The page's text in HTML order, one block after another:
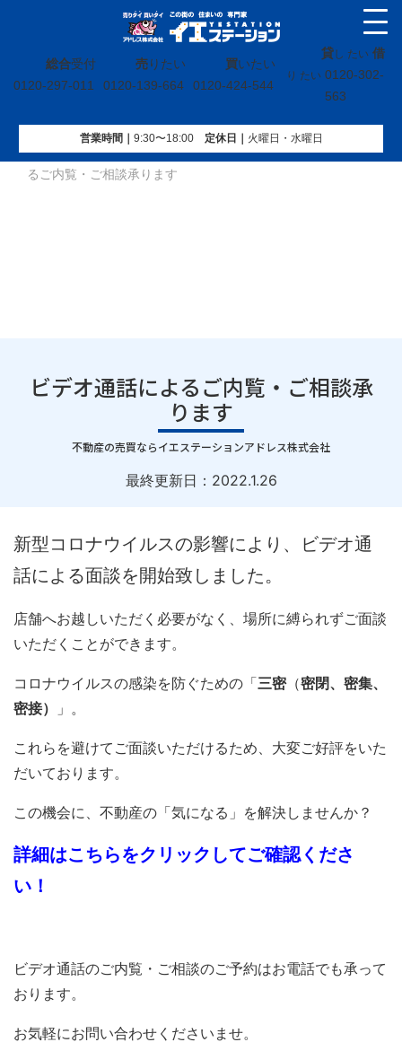
総合受付
0120-297-011
売りたい
0120-139-664
買いたい
0120-424-544
貸し たい 借
り たい 0120-302-
563
営業時間｜ 9:30〜18:00定休⽇｜ 火曜⽇・水曜⽇
イエステーション»投稿トップ»お知らせ»ビデオ通話によ
るご内覧・ご相談承ります
ビデオ通話によるご内覧・ご相談承
ります
｜
不動産の売買ならイエステーションアドレス株式会社
最終更新日： 2022.1.26
新型コロナウイルスの影響により、ビデオ通
話による面談を開始致しました。
店舗へお越しいただく必要がなく、場所に縛られずご面談
いただくことができます。
コロナウイルスの感染を防ぐための「三密（密閉、密集、
密接）
」。
これらを避けてご面談いただけるため、大変ご好評をいた
だいております。
この機会に、不動産の「気になる」を解決しませんか？
詳細はこちらをクリックしてご確認くださ
い！
ビデオ通話のご内覧・ご相談のご予約はお電話でも承って
おります。
お気軽にお問い合わせくださいませ。